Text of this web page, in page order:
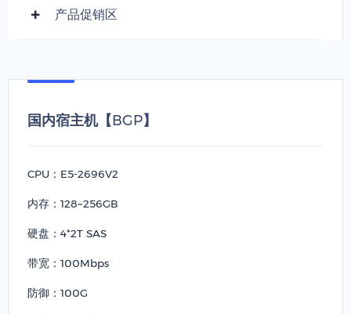
产品促销区
国内宿主机【BGP】
CPU：E5-2696V2
内存：128~256GB
硬盘：4*2T SAS
带宽：100Mbps
防御：100G